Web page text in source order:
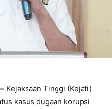
Kejaksaan Tinggi (Kejati)
kasus dugaan korupsi